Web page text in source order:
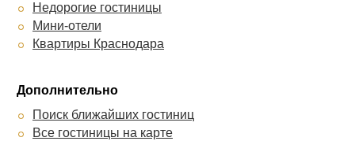
Недорогие гостиницы
Мини-отели
Квартиры Краснодара
Дополнительно
Поиск ближайших гостиниц
Все гостиницы на карте